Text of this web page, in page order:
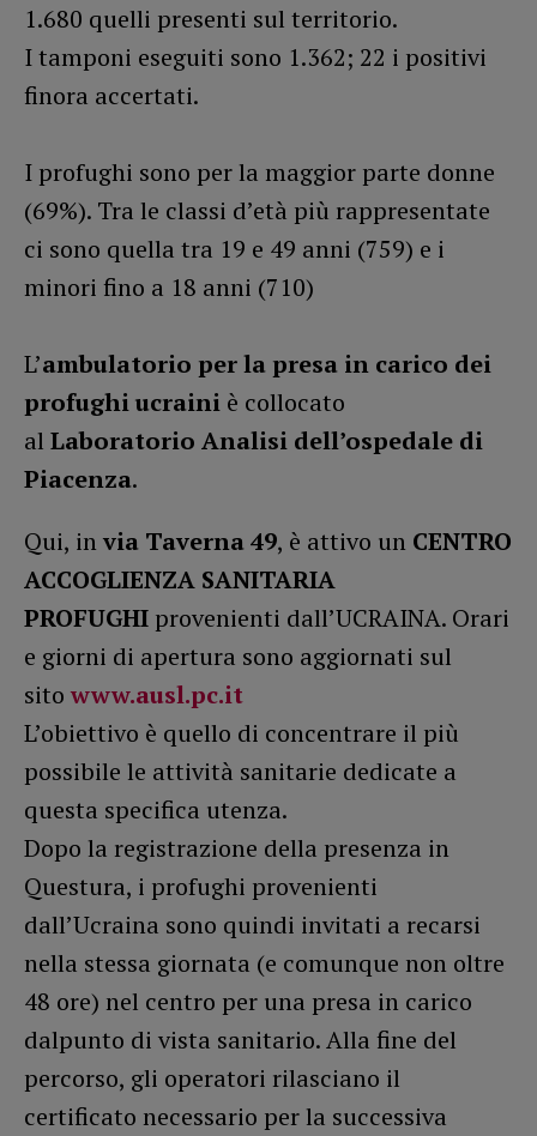
1.680 quelli presenti sul territorio.
I tamponi eseguiti sono 1.362; 22 i positivi
finora accertati.
I profughi sono per la maggior parte donne
(69%). Tra le classi d’età più rappresentate
ci sono quella tra 19 e 49 anni (759) e i
minori fino a 18 anni (710)
L’ambulatorio per la presa in carico dei
profughi ucraini è collocato
al Laboratorio Analisi dell’ospedale di
Piacenza.
Qui, invia Taverna 49, è attivo un CENTRO
ACCOGLIENZA SANITARIA
PROFUGHI provenienti dall’UCRAINA. Orari
e giorni di apertura sono aggiornati sul
sito www.ausl.pc.it
L’obiettivo è quello di concentrare il più
possibile le attività sanitarie dedicate a
questa specifica utenza.
Dopo la registrazione della presenza in
Questura, i profughi provenienti
dall’Ucraina sono quindi invitati a recarsi
nella stessa giornata (e comunque non oltre
48 ore) nel centro per una presa in carico
dalpunto di vista sanitario. Alla fine del
percorso, gli operatori rilasciano il
certificato necessario per la successiva